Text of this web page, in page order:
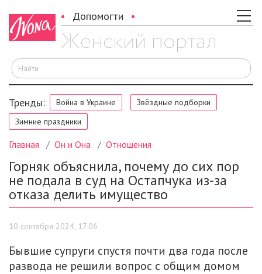
Допомогти
Тренды: Война в Украине
Звёздные подборки
Зимние праздники
Главная Он и Она Отношения
Горняк объяснила, почему до сих пор
не подала в суд на Остапчука из-за
отказа делить имущество
10 сентября 2024, 17:06
Бывшие супруги спустя почти два года после
развода не решили вопрос с общим домом